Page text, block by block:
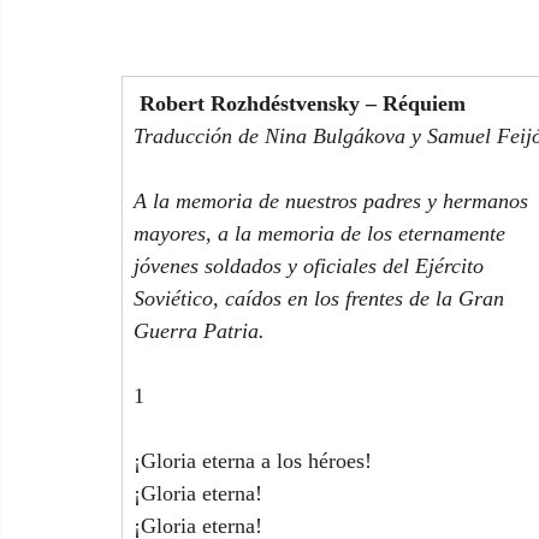
Robert Rozhdéstvensky – Réquiem
Traducción de Nina Bulgákova y Samuel
A la memoria de nuestros padres y hermanos
mayores, a la memoria de los eternamente
jóvenes soldados y oficiales del Ejército
Soviético, caídos en los frentes de la Gran
Guerra Patria.
1
¡Gloria eterna a los héroes!
¡Gloria eterna!
¡Gloria eterna!